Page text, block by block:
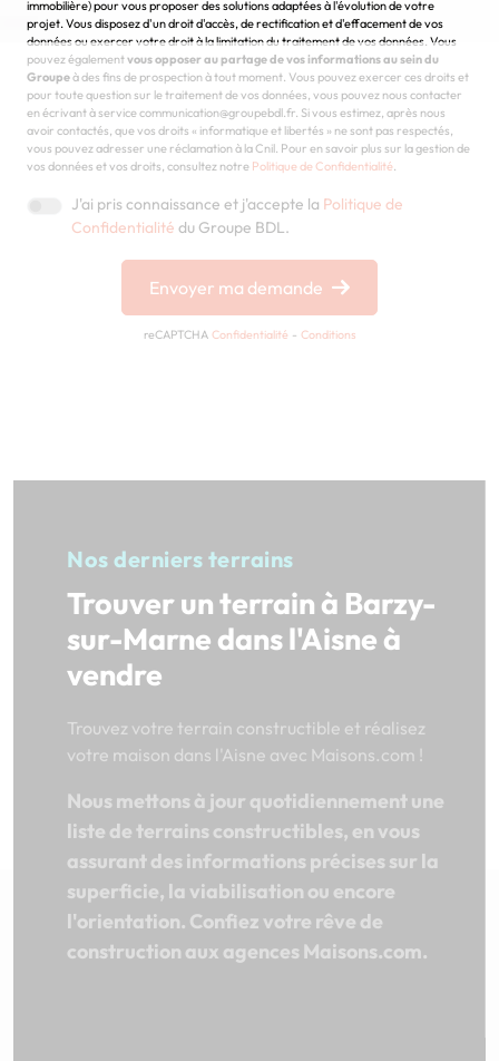
immobilière) pour vous proposer des solutions adaptées à l'évolution de votre
projet. Vous disposez d'un droit d'accès, de rectification et d'effacement de vos
données ou exercer votre droit à la limitation du traitement de vos données. Vous
pouvez égalementvous opposer au partage de vos informations au sein du
Groupeà des fins de prospection à tout moment. Vous pouvez exercer ces droits et
pour toute question sur le traitement de vos données, vous pouvez nous contacter
en écrivant à service communication@groupebdl.fr. Si vous estimez, après nous
avoir contactés, que vos droits « informatique et libertés » ne sont pas respectés,
vous pouvez adresser une réclamation à la Cnil. Pour en savoir plus sur la gestion de
vos données et vos droits, consultez notre Politique de Confidentialité.
J'ai pris connaissance et j'accepte la Politique de
Confidentialité du Groupe BDL.
Envoyer ma demande
reCAPTCHA Confidentialité - Conditions
Nos derniers terrains
Trouver un terrain à Barzy-
sur-Marne dans l'Aisne à
vendre
Trouvez votre terrain constructible et réalisez
votre maison dans l'Aisne avec Maisons.com !
Nous mettons à jour quotidiennement une
liste de terrains constructibles, en vous
assurant des informations précises sur la
superficie, la viabilisation ou encore
l'orientation. Confiez votre rêve de
construction aux agences Maisons.com.